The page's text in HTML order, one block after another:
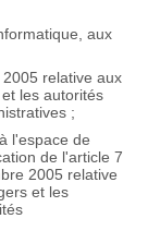
aux
relative aux
les autorités
;
l'espace de
de l'article 7
2005 relative
et les